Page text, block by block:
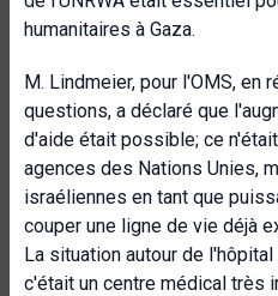
humanitaires à Gaza.
M. Lindmeier, pour l'OMS, en
questions, a déclaré que
d'aide était possible; ce
agences des Nations Unies,
israéliennes en tant que
couper une ligne de vie déjà
La situation autour de
c'était un centre médical très